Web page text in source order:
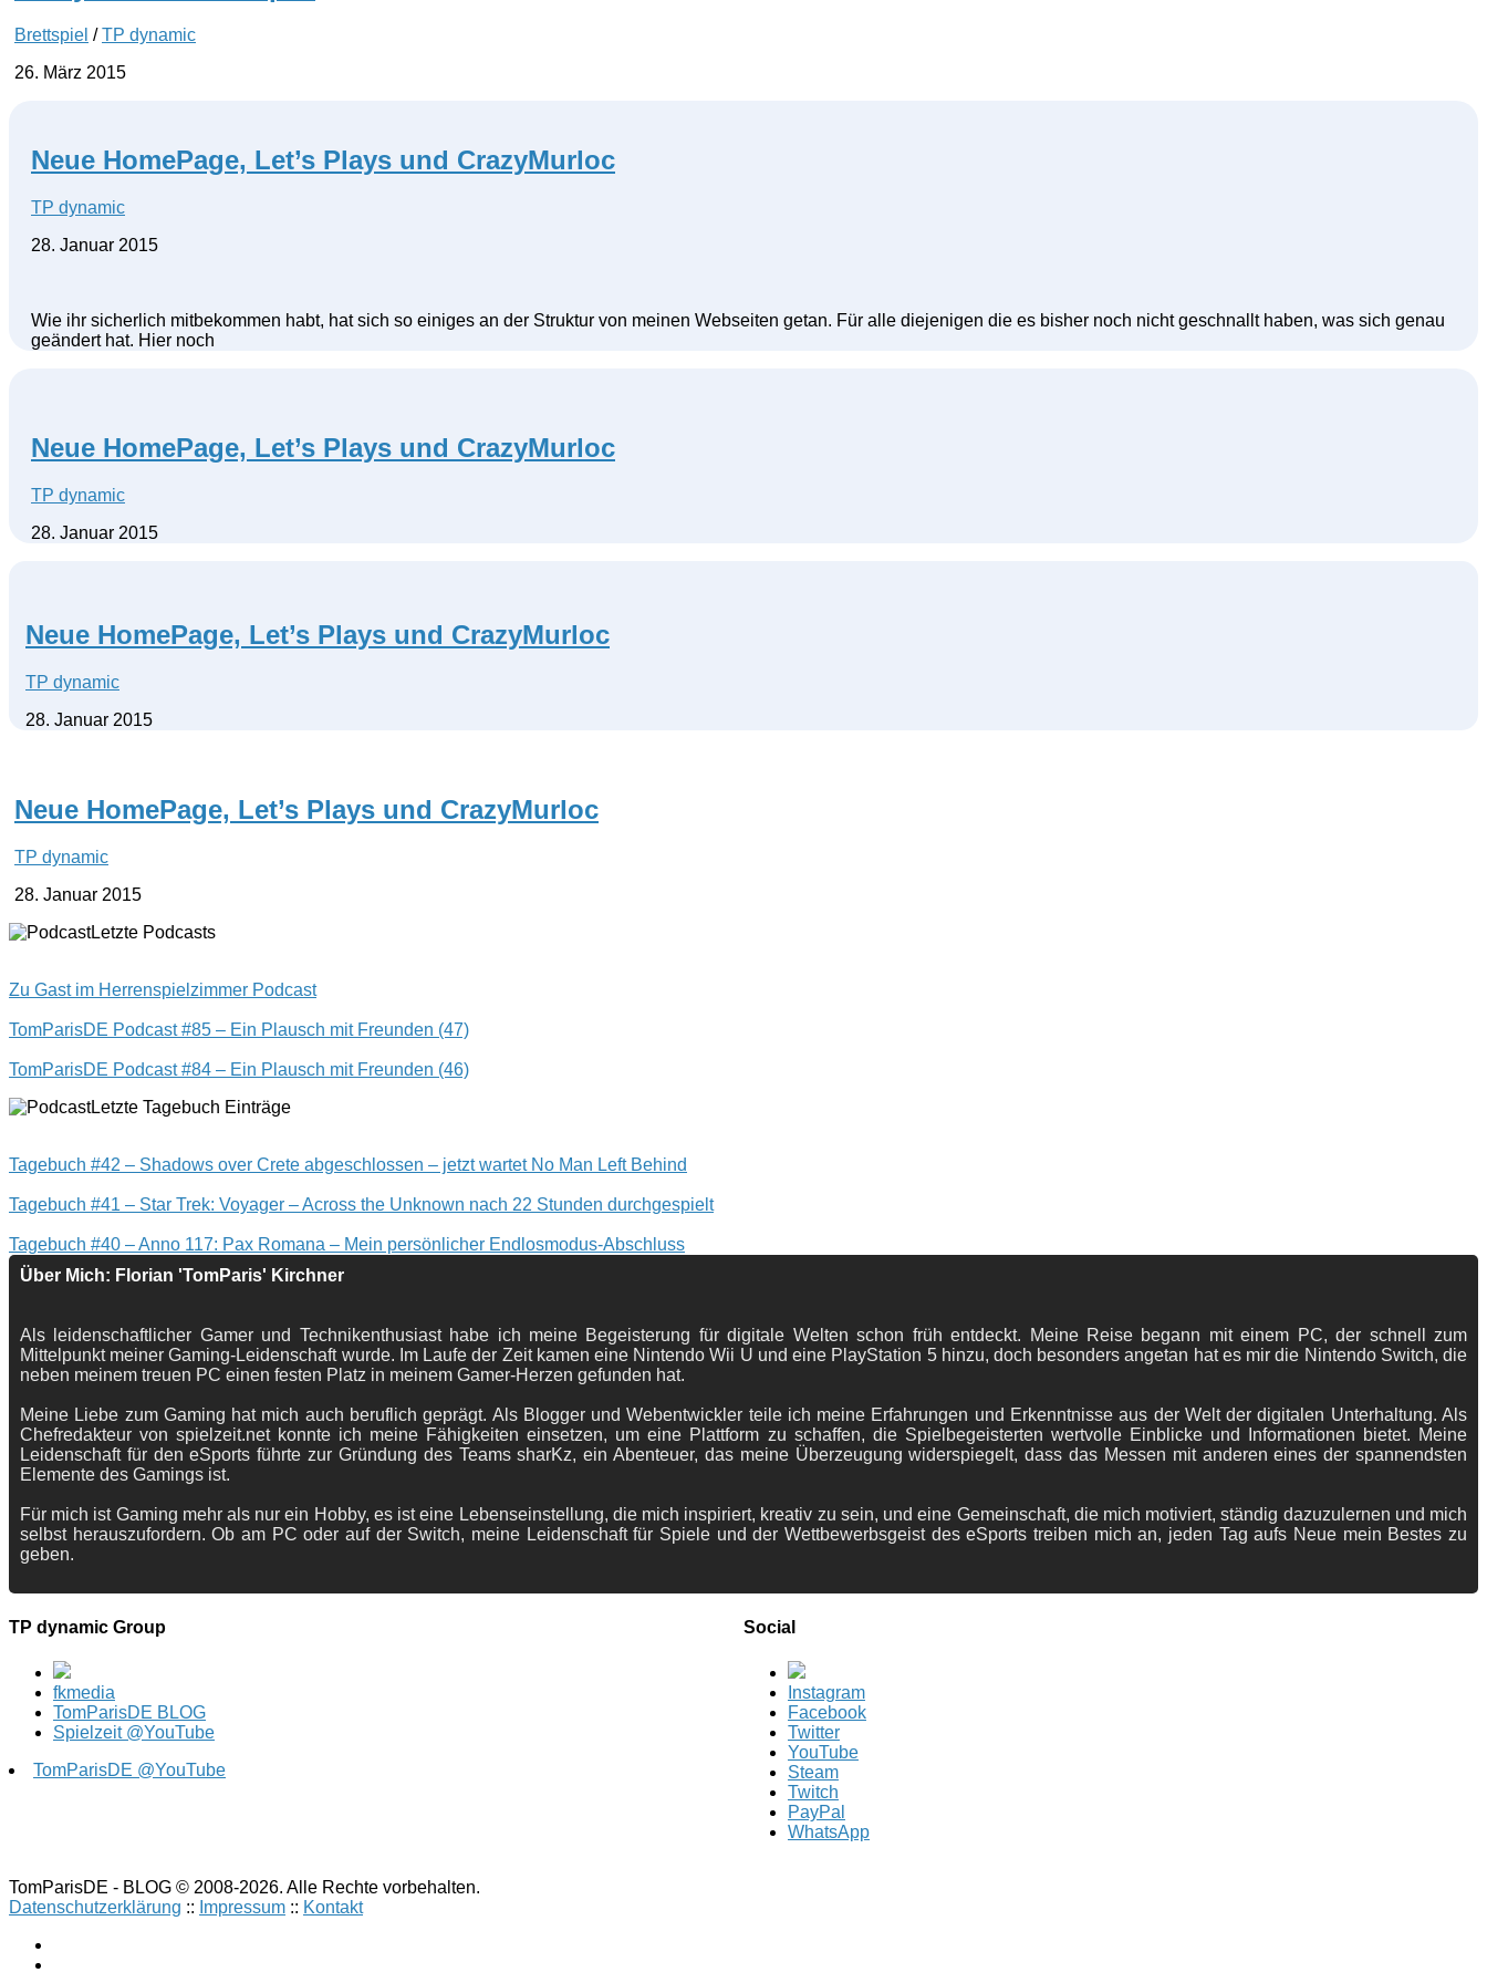
Brettspiel /TP dynamic
26. März 2015
Neue HomePage, Let’s Plays und CrazyMurloc
TP dynamic
28. Januar 2015
Wie ihr sicherlich mitbekommen habt, hat sich so einiges an der Struktur von meinen Webseiten getan. Für alle diejenigen die es bisher noch nicht geschnallt haben, was sich genau
geändert hat. Hier noch
Neue HomePage, Let’s Plays und CrazyMurloc
TP dynamic
28. Januar 2015
Neue HomePage, Let’s Plays und CrazyMurloc
TP dynamic
28. Januar 2015
Neue HomePage, Let’s Plays und CrazyMurloc
TP dynamic
28. Januar 2015
Letzte Podcasts
Zu Gast im Herrenspielzimmer Podcast
TomParisDE Podcast #85 – Ein Plausch mit Freunden (47)
TomParisDE Podcast #84 – Ein Plausch mit Freunden (46)
Letzte Tagebuch Einträge
Tagebuch #42 – Shadows over Crete abgeschlossen – jetzt wartet No Man Left Behind
Tagebuch #41 – Star Trek: Voyager – Across the Unknown nach 22 Stunden durchgespielt
Tagebuch #40 – Anno 117: Pax Romana – Mein persönlicher Endlosmodus-Abschluss
Über Mich: Florian 'TomParis' Kirchner
Als leidenschaftlicher Gamer und Technikenthusiast habe ich meine Begeisterung für digitale Welten schon früh entdeckt. Meine Reise begann mit einem PC, der schnell zum
Mittelpunkt meiner Gaming-Leidenschaft wurde. Im Laufe der Zeit kamen eine Nintendo Wii U und eine PlayStation 5 hinzu, doch besonders angetan hat es mir die Nintendo Switch, die
neben meinem treuen PC einen festen Platz in meinem Gamer-Herzen gefunden hat.
Meine Liebe zum Gaming hat mich auch beruflich geprägt. Als Blogger und Webentwickler teile ich meine Erfahrungen und Erkenntnisse aus der Welt der digitalen Unterhaltung. Als
Chefredakteur von spielzeit.net konnte ich meine Fähigkeiten einsetzen, um eine Plattform zu schaffen, die Spielbegeisterten wertvolle Einblicke und Informationen bietet. Meine
Leidenschaft für den eSports führte zur Gründung des Teams sharKz, ein Abenteuer, das meine Überzeugung widerspiegelt, dass das Messen mit anderen eines der spannendsten
Elemente des Gamings ist.
Für mich ist Gaming mehr als nur ein Hobby, es ist eine Lebenseinstellung, die mich inspiriert, kreativ zu sein, und eine Gemeinschaft, die mich motiviert, ständig dazuzulernen und mich
selbst herauszufordern. Ob am PC oder auf der Switch, meine Leidenschaft für Spiele und der Wettbewerbsgeist des eSports treiben mich an, jeden Tag aufs Neue mein Bestes zu
geben.
TP dynamic Group
fkmedia
TomParisDE BLOG
Spielzeit @YouTube
TomParisDE @YouTube
Social
Instagram
Facebook
Twitter
YouTube
Steam
Twitch
PayPal
WhatsApp
TomParisDE - BLOG © 2008-2026. Alle Rechte vorbehalten.
Datenschutzerklärung :: Impressum :: Kontakt